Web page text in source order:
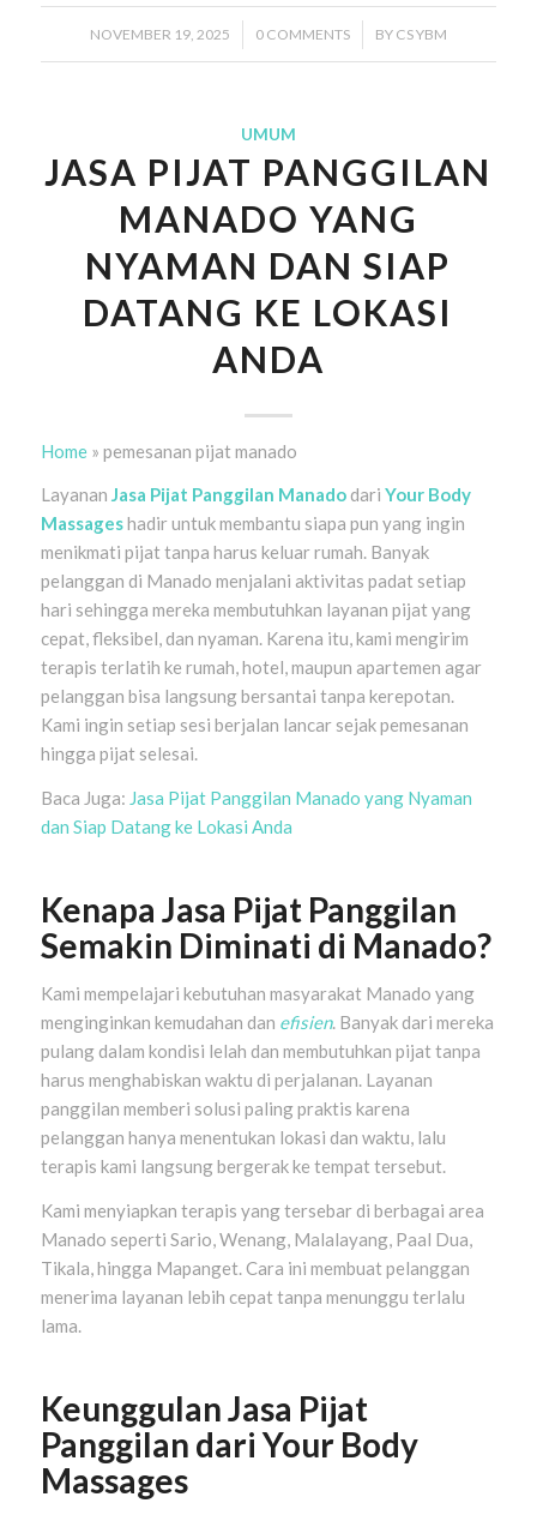
NOVEMBER 19, 2025
/ 0 COMMENTS
/ BY CS YBM
UMUM
JASA PIJAT PANGGILAN
MANADO YANG
NYAMAN DAN SIAP
DATANG KE LOKASI
ANDA
Home» pemesanan pijat manado
Layanan Jasa Pijat Panggilan Manadodari Your Body
Massageshadir untuk membantu siapa pun yang ingin
menikmati pijat tanpa harus keluar rumah. Banyak
pelanggan di Manado menjalani aktivitas padat setiap
hari sehingga mereka membutuhkan layanan pijat yang
cepat, fleksibel, dan nyaman. Karena itu, kami mengirim
terapis terlatih ke rumah, hotel, maupun apartemen agar
pelanggan bisa langsung bersantai tanpa kerepotan.
Kami ingin setiap sesi berjalan lancar sejak pemesanan
hingga pijat selesai.
Baca Juga: Jasa Pijat Panggilan Manado yang Nyaman
dan Siap Datang ke Lokasi Anda
Kenapa Jasa Pijat Panggilan
Semakin Diminati di Manado?
Kami mempelajari kebutuhan masyarakat Manado yang
menginginkan kemudahan dan efisien. Banyak dari mereka
pulang dalam kondisi lelah dan membutuhkan pijat tanpa
harus menghabiskan waktu di perjalanan. Layanan
panggilan memberi solusi paling praktis karena
pelanggan hanya menentukan lokasi dan waktu, lalu
terapis kami langsung bergerak ke tempat tersebut.
Kami menyiapkan terapis yang tersebar di berbagai area
Manado seperti Sario, Wenang, Malalayang, Paal Dua,
Tikala, hingga Mapanget. Cara ini membuat pelanggan
menerima layanan lebih cepat tanpa menunggu terlalu
lama.
Keunggulan Jasa Pijat
Panggilan dari Your Body
Massages